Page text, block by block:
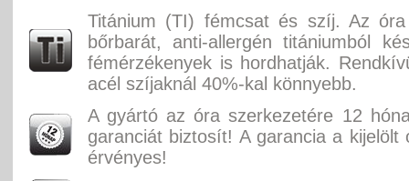
Titánium (TI) fémcsat és szíj. Az
bőrbarát, anti-allergén titániumból
fémérzékenyek is hordhatják.
acél szíjaknál 40%-kal könnyebb.
A gyártó az óra szerkezetére 12
garanciát biztosít! A garancia a kijelölt
érvényes!